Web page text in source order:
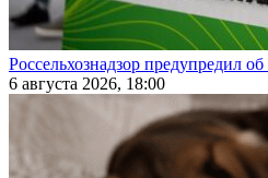
Россельхознадзор предупредил
6 августа 2026, 18:00